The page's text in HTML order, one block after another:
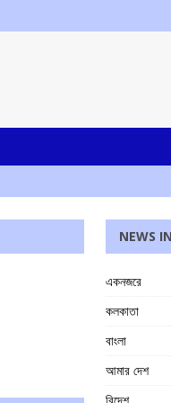
NEWS
একনজরে
কলকাতা
বাংলা
আমার দেশ